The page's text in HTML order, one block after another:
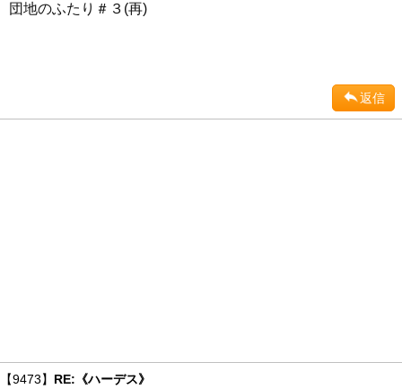
団地のふたり＃３(再)
返信
【9473】 RE:《ハーデス》